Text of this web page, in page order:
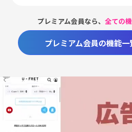
プレミアム会員なら、全ての
プレミアム会員の機能